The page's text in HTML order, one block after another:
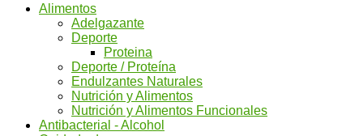
Alimentos
Adelgazante
Deporte
Proteina
Deporte / Proteína
Endulzantes Naturales
Nutrición y Alimentos
Nutrición y Alimentos Funcionales
Antibacterial - Alcohol